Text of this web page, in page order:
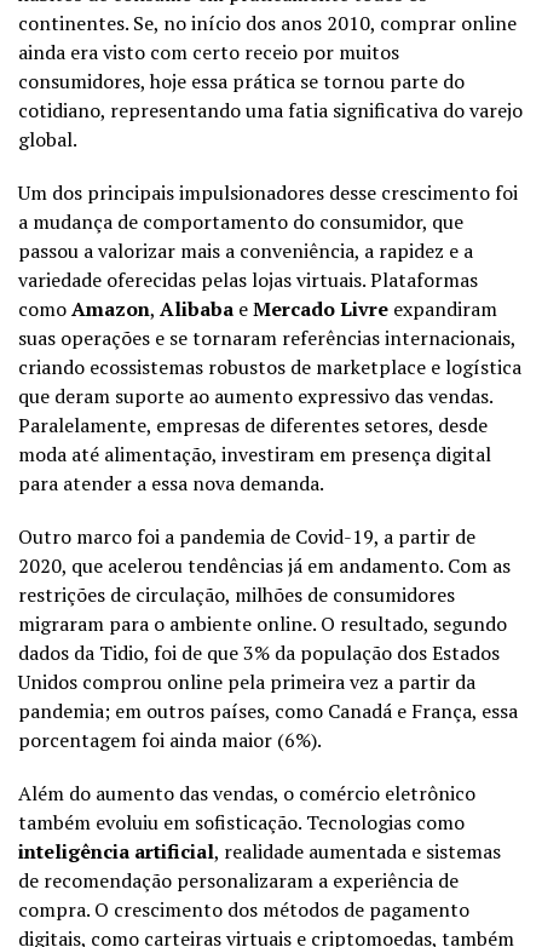
continentes. Se, no início dos anos 2010, comprar online
ainda era visto com certo receio por muitos
consumidores, hoje essa prática se tornou parte do
cotidiano, representando uma fatia significativa do varejo
global.
Um dos principais impulsionadores desse crescimento foi
a mudança de comportamento do consumidor, que
passou a valorizar mais a conveniência, a rapidez e a
variedade oferecidas pelas lojas virtuais. Plataformas
comoAmazon, Alibaba eMercado Livre expandiram
suas operações e se tornaram referências internacionais,
criando ecossistemas robustos de marketplace e logística
que deram suporte ao aumento expressivo das vendas.
Paralelamente, empresas de diferentes setores, desde
moda até alimentação, investiram em presença digital
para atender a essa nova demanda.
Outro marco foi a pandemia de Covid-19, a partir de
2020, que acelerou tendências já em andamento. Com as
restrições de circulação, milhões de consumidores
migraram para o ambiente online. O resultado, segundo
dados da Tidio, foi de que 3% da população dos Estados
Unidos comprou online pela primeira vez a partir da
pandemia; em outros países, como Canadá e França, essa
porcentagem foi ainda maior (6%).
Além do aumento das vendas, o comércio eletrônico
também evoluiu em sofisticação. Tecnologias como
inteligência artificial, realidade aumentada e sistemas
de recomendação personalizaram a experiência de
compra. O crescimento dos métodos de pagamento
digitais, como carteiras virtuais e criptomoedas, também